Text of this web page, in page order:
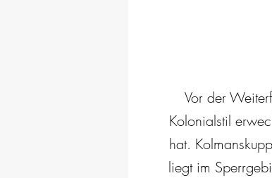
Vor der
Kolonialstil
hat.
liegt im